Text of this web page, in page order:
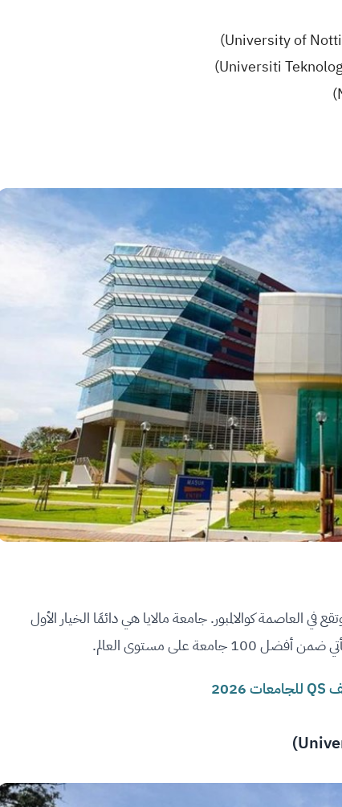
في العاصمة كوالالمبور. جامعة مالايا هي دائمًا الخيار الأول
على مستوى العالم.